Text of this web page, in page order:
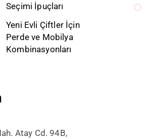
Seçimi İpuçları
Yeni Evli Çiftler İçin
Perde ve Mobilya
Kombinasyonları
Atay Cd. 94B,